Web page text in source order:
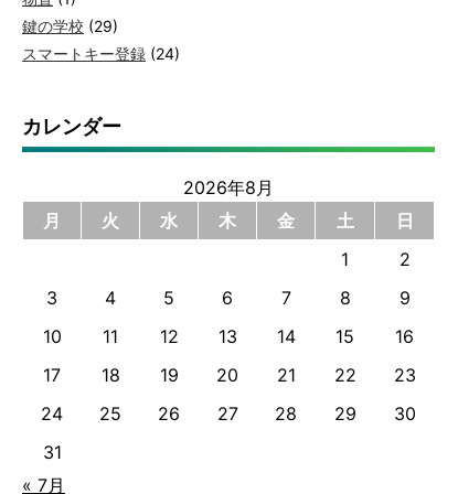
鍵の学校 (29)
スマートキー登録 (24)
カレンダー
2026年8月
月
火 水 木 金 土
日
1
2
3
4 5 6 7 8
9
10
11 12 13 14 15
16
17
18 19 20 21 22
23
24
25 26 27 28 29
30
31
« 7月